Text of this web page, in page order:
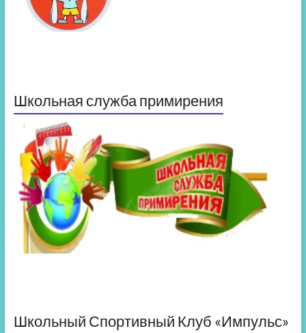
Школьная служба примирения
Школьный Спортивный Клуб «Импульс»